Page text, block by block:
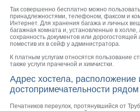
Так совершенно бесплатно можно
принадлежностями, телефоном, факсом и
Интернет. Для хранения багажа и личных
багажная комната и, установленные в
сохранность документов или
поместив их в сейф у администратора.
К платным услугам относятся пользование
также услуги прачечной и химчистки.
Адрес хостела, расположение
достопримечательности рядом
Печатников переулок, протянувшийся от